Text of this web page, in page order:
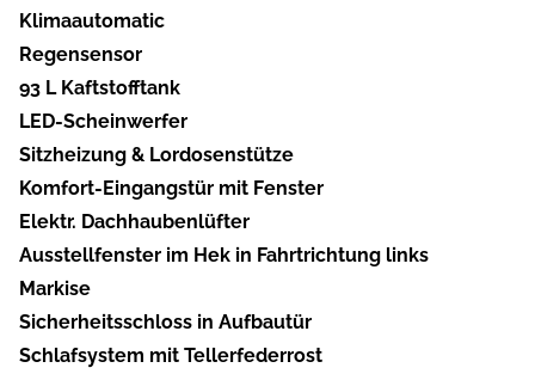
Klimaautomatic
Regensensor
93 L Kaftstofftank
LED-Scheinwerfer
Sitzheizung & Lordosenstütze
Komfort-Eingangstür mit Fenster
Elektr. Dachhaubenlüfter
Ausstellfenster im Hek in Fahrtrichtung links
Markise
Sicherheitsschloss in Aufbautür
Schlafsystem mit Tellerfederrost